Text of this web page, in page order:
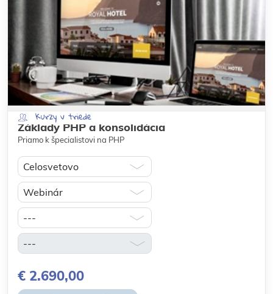
Kurzy v triede
Základy PHP a konsolidácia
Priamo k špecialistovi na PHP
€ 2.690,00